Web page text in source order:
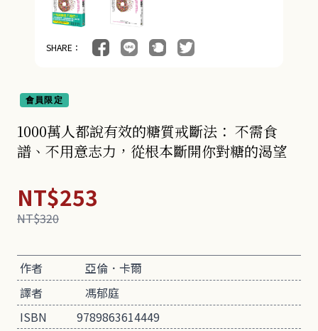
SHARE：
會員限定
1000萬人都說有效的糖質戒斷法： 不需食
譜、不用意志力，從根本斷開你對糖的渴望
NT$253
NT$320
作者
亞倫．卡爾
譯者
馮郁庭
ISBN
9789863614449